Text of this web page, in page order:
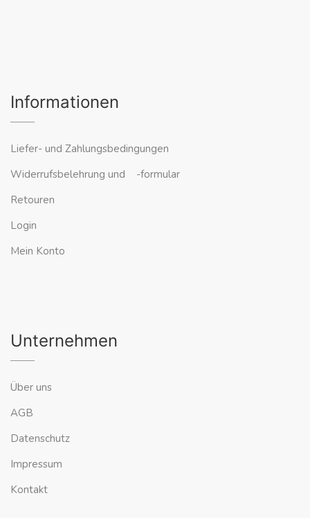
Informationen
Liefer- und Zahlungsbedingungen
Widerrufsbelehrung und -formular
Retouren
Login
Mein Konto
Unternehmen
Über uns
AGB
Datenschutz
Impressum
Kontakt